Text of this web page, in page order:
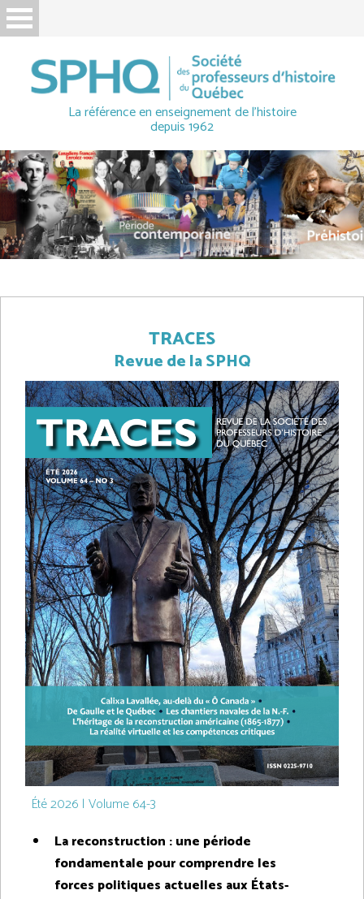
La référence en enseignement de l'histoire
depuis 1962
TRACES
Revue de la SPHQ
Été 2026 | Volume 64-3
La reconstruction : une période
fondamentale pour comprendre les
forces politiques actuelles aux États-